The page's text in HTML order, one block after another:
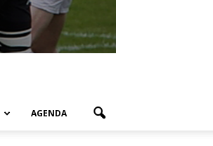
AGENDA